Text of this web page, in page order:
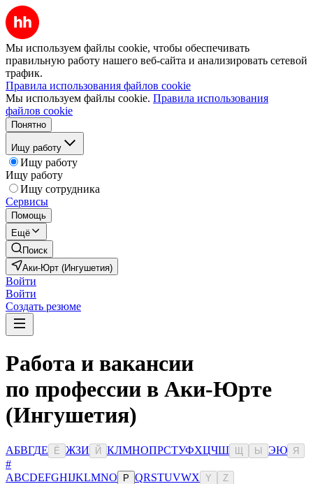
Мы используем файлы cookie, чтобы обеспечивать
правильную работу нашего веб-сайта и анализировать сетевой
трафик.
Правила использования файлов cookie
Мы используем файлы cookie. Правила использования
файлов cookie
Понятно
Ищу работу
Ищу работу
Ищу работу
Ищу сотрудника
Сервисы
Помощь
Ещё
Поиск
Аки-Юрт (Ингушетия)
Войти
Войти
Создать резюме
Работа и вакансии
по профессии в Аки-Юрте
(Ингушетия)
АБВГДЕ Ё ЖЗИ Й КЛМНОПРСТУФХЦЧШ Ы ЭЮ Я
#
ABCDEFGHIJKLMNO P QRSTUVWX Y Z